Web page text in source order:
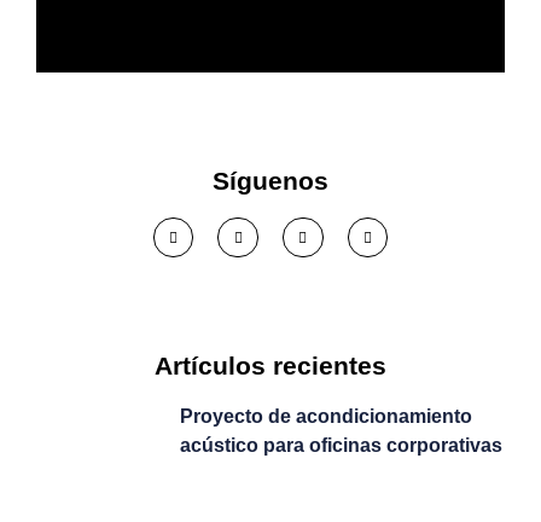
Ver solución >
Síguenos
Artículos recientes
Proyecto de acondicionamiento
acústico para oficinas corporativas